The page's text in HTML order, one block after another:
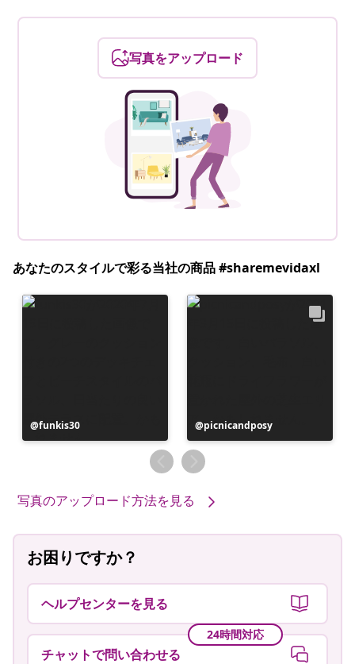
写真をアップロード
あなたのスタイルで彩る当社の商品 #sharemevidaxl
投
稿
funkis30
投
稿
者
picnicandposy
写真のアップロード方法を見る
お困りですか？
ヘルプセンターを見る
24時間対応
チャットで問い合わせる